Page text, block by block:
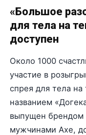
«Большое
для тела на
доступен
Около 1000
участие в
спрея для тела
названием
выпущен брендом
мужчинами Axe,